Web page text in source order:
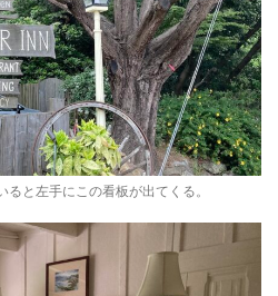
と左手にこの看板が出てくる。